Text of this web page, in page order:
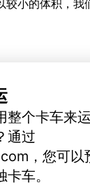
较小的体积，我
整个卡车来
通过
，您可以
车。